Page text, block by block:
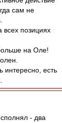
сам не
позициях
на Оле!
интересно, есть
- два